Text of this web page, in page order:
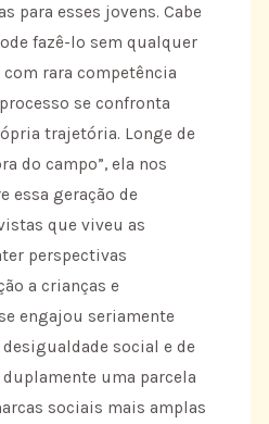
para esses jovens. Cabe
fazê-lo sem qualquer
rara competência
se confronta
trajetória. Longe de
do campo”, ela nos
essa geração de
que viveu as
perspectivas
a crianças e
engajou seriamente
social e de
uma parcela
sociais mais amplas